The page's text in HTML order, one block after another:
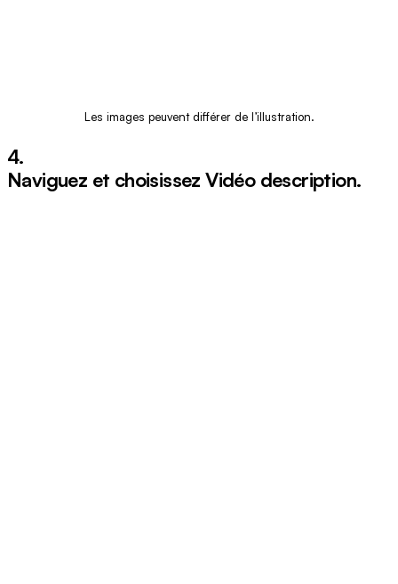
Les images peuvent différer de l’illustration.
4.
Naviguez et choisissezVidéo description.